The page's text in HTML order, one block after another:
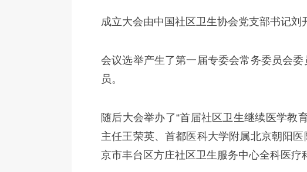
成立大会由中国社区卫生协会党支部书记刘
会议选举产生了第一届专委会常务委员会
员。
随后大会举办了“首届社区卫生继续医学教
主任王荣英、首都医科大学附属北京朝阳
京市丰台区方庄社区卫生服务中心全科医疗